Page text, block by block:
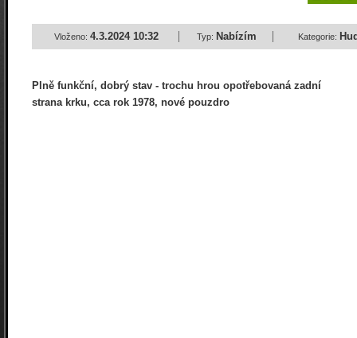
Vloženo: 4.3.2024 10:32 Typ: Nabízím Kategorie:
Plně funkční, dobrý stav - trochu hrou opotřebovaná zadní
strana krku, cca rok 1978, nové pouzdro